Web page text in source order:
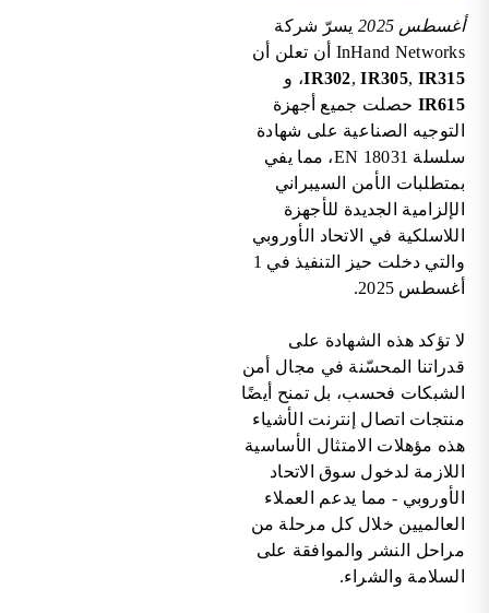
أغسطس 2025
يسرّ شركة
InHand Networks أن تعلن أن
IR302,IR305, IR315
، و
IR615 حصلت جميع أجهزة
التوجيه الصناعية على شهادة
سلسلة EN 18031، مما يفي
بمتطلبات الأمن السيبراني
الإلزامية الجديدة للأجهزة
اللاسلكية في الاتحاد الأوروبي
والتي دخلت حيز التنفيذ في 1
أغسطس 2025.
لا تؤكد هذه الشهادة على
قدراتنا المحسّنة في مجال أمن
الشبكات فحسب، بل تمنح أيضًا
منتجات اتصال إنترنت الأشياء
هذه مؤهلات الامتثال الأساسية
اللازمة لدخول سوق الاتحاد
الأوروبي - مما يدعم العملاء
العالميين خلال كل مرحلة من
مراحل النشر والموافقة على
السلامة والشراء.